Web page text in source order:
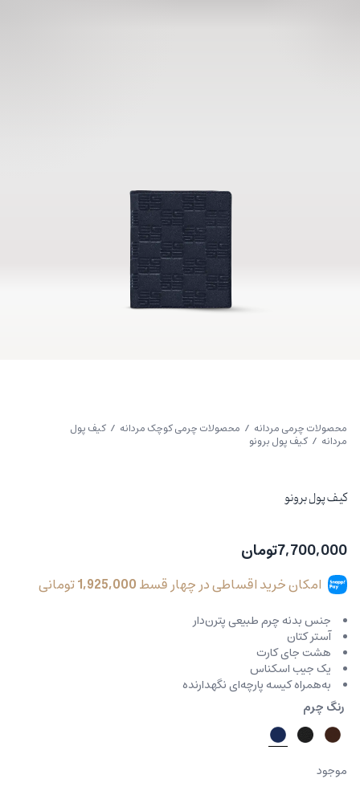
محصولات چرمی مردانه / محصولات چرمی کوچک مردانه / کیف پول
مردانه / کیف پول برونو
کیف پول برونو
7,700,000تومان
امکان خرید اقساطی در چهار قسط1,925,000تومانی
جنس بدنه چرم طبیعی پترن‌دار
آستر کتان
هشت جای کارت
یک جیب اسکناس
به‌همراه کیسه پارچه‌ای نگهدارنده
رنگ چرم
موجود